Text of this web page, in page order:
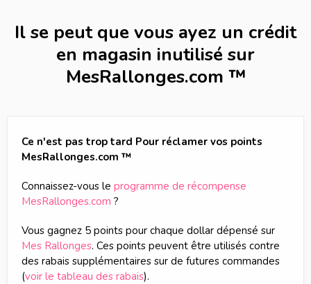
Il se peut que vous ayez un crédit
en magasin inutilisé sur
MesRallonges.com ™
Ce n'est pas trop tard Pour réclamer vos points
MesRallonges.com ™
Connaissez-vous le programme de récompense
MesRallonges.com ?
Vous gagnez 5 points pour chaque dollar dépensé sur
Mes Rallonges. Ces points peuvent être utilisés contre
des rabais supplémentaires sur de futures commandes
(voir le tableau des rabais).